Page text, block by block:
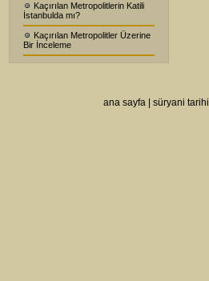
Kaçırılan Metropolitlerin Katili
İstanbulda mı?
Kaçırılan Metropolitler Üzerine
Bir İnceleme
ana sayfa |süryani tarihi